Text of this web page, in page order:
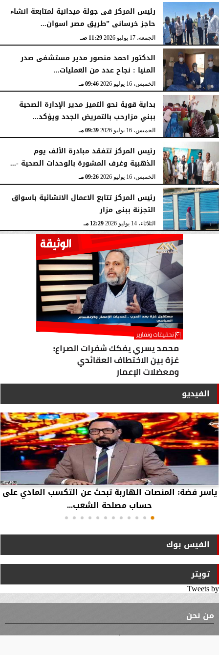
رئيس المركز فى جولة ميدانية لمتابعة انشاء
حاجز خرسانى ”طريق مصر اسوان...
الجمعة، 17 يوليو 2026 11:29 صـ
الدكتور احمد منصور مدير مستشفى صدر
المنيا : نجاح عدد من العمليات...
الخميس، 16 يوليو 2026 09:46 مـ
بداية قوية نحو التميز مدير الإدارة الصحية
ببني مزارحب بالتمريض الجدد ويؤكد...
الخميس، 16 يوليو 2026 09:39 مـ
رئيس المركز تتفقد مبادرة الألف يوم
الذهبية وغرف المشورة بالوحدات الصحية -...
الخميس، 16 يوليو 2026 09:26 مـ
رئيس المركز تتابع الاعمال الانشائية باسواق
التجزئة ببنى مزار
الثلاثاء، 14 يوليو 2026 12:29 مـ
الفيديو
ياسر فضة: المنصات الهاربة تبحث عن التكسب المادي على
حساب مصلحة الشعب...
الفيس بوك
تويتر
Tweets by
من نحن